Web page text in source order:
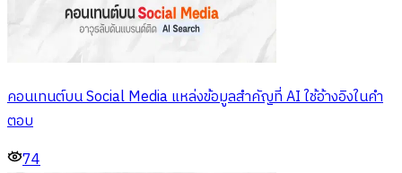
คอนเทนต์บน Social Media แหล่งข้อมูลสำคัญที่ AI ใช้อ้างอิงในคำ
ตอบ
74